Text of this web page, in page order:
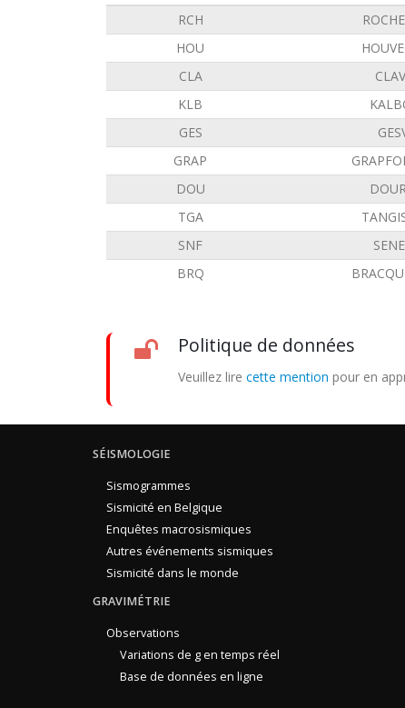
RCH
HOU
CLA
KLB
GES
GRAP
DOU
TGA
SNF
BRQ
Politique de données
Veuillez lire cette mention pour en
SÉISMOLOGIE
Sismogrammes
Sismicité en Belgique
Enquêtes macrosismiques
Autres événements sismiques
Sismicité dans le monde
GRAVIMÉTRIE
Observations
Variations de g en temps réel
Base de données en ligne